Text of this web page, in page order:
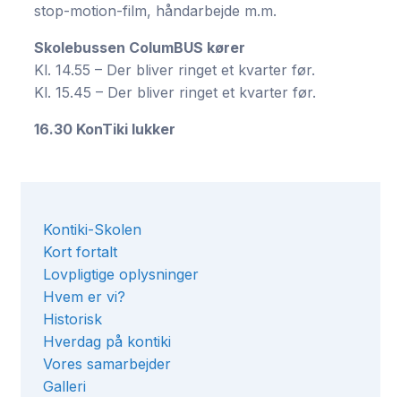
stop-motion-film, håndarbejde m.m.
Skolebussen ColumBUS kører
Kl. 14.55 – Der bliver ringet et kvarter før.
Kl. 15.45 – Der bliver ringet et kvarter før.
16.30 KonTiki lukker
Kontiki-Skolen
Kort fortalt
Lovpligtige oplysninger
Hvem er vi?
Historisk
Hverdag på kontiki
Vores samarbejder
Galleri